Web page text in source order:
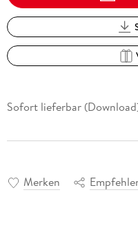
Sofort lieferbar
Merken